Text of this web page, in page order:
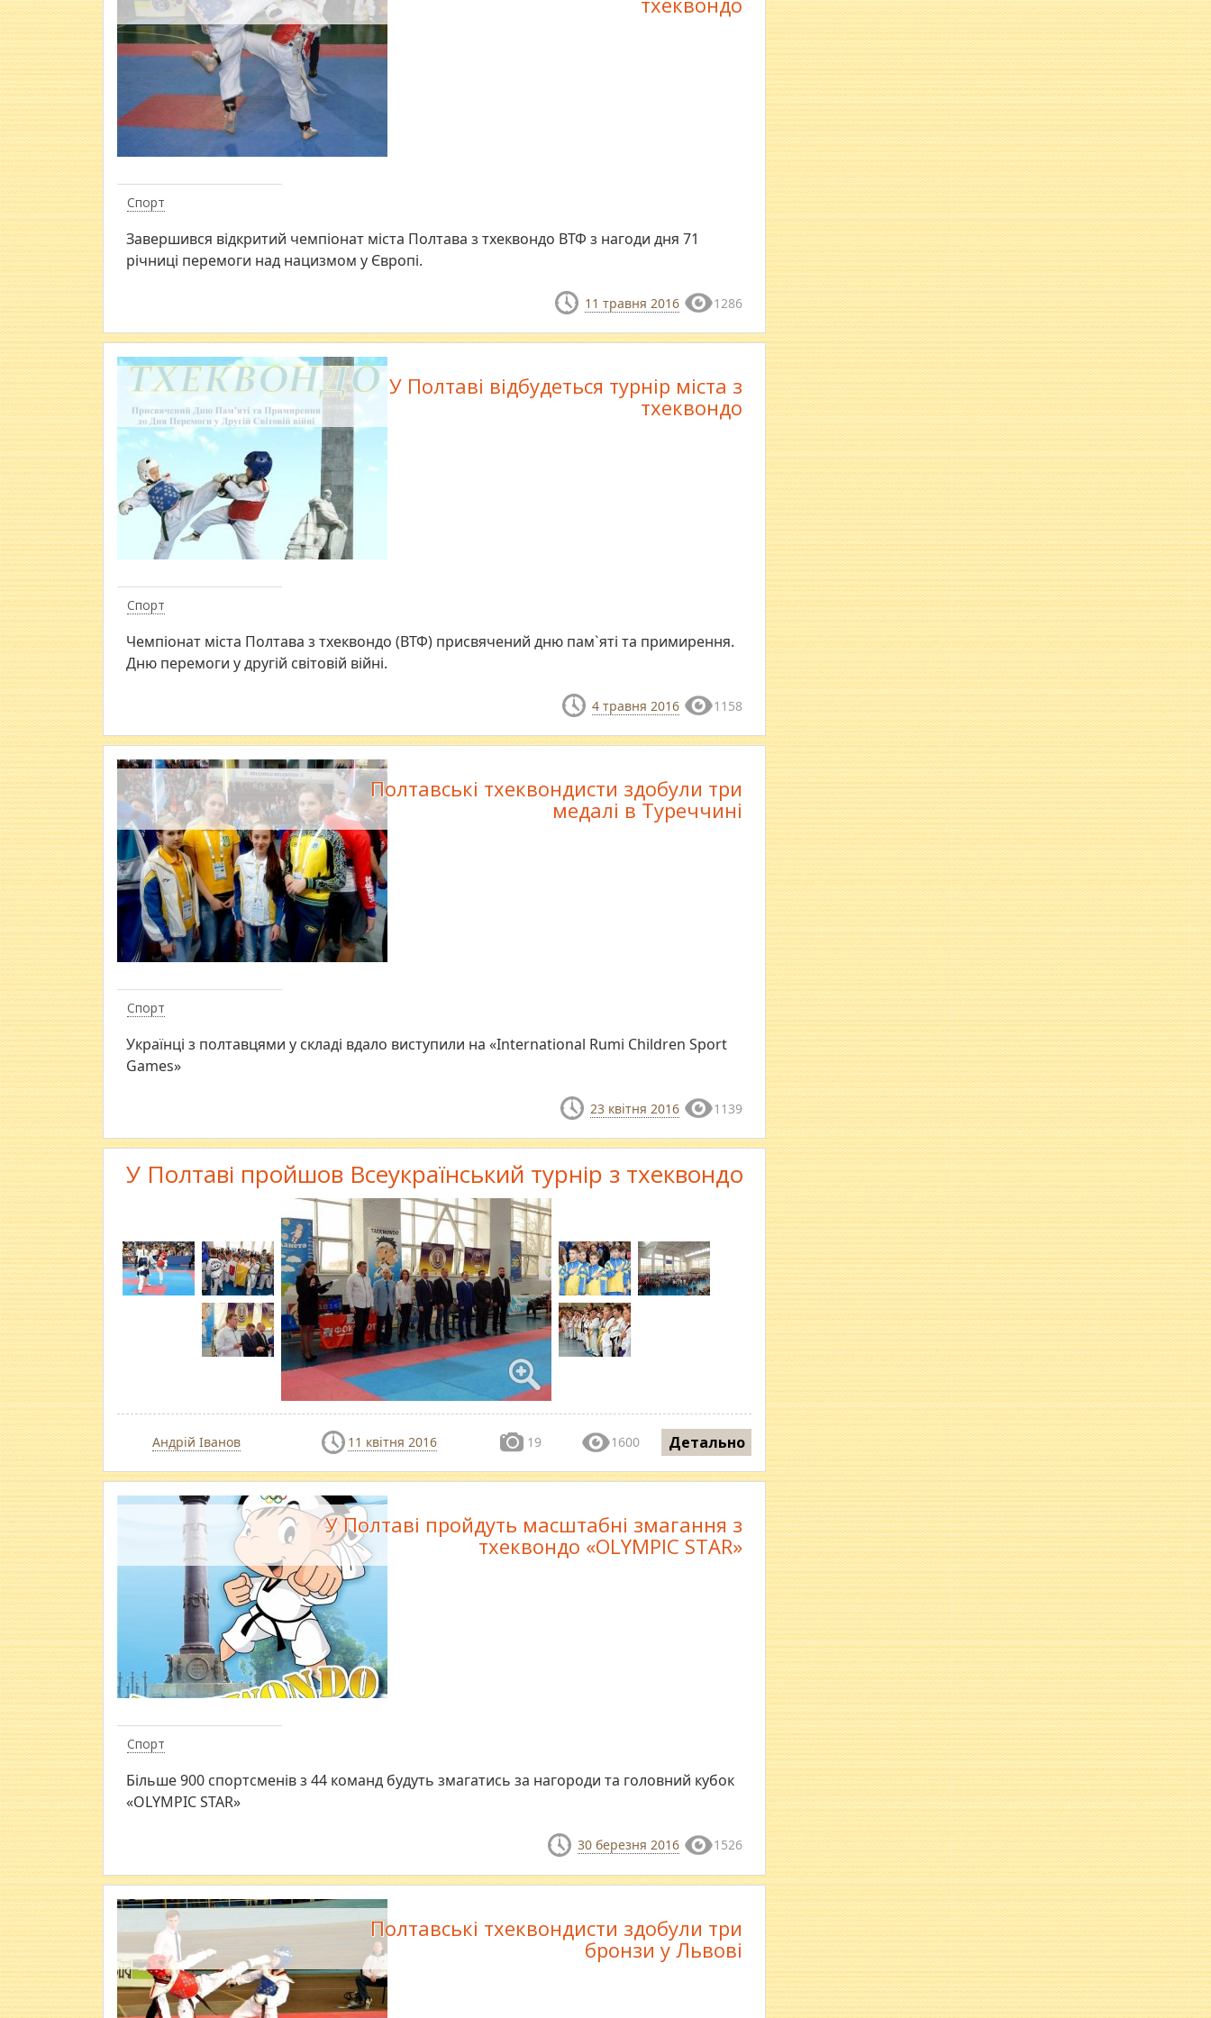
Спорт
​Завершився відкритий чемпіонат міста Полтава з тхеквондо ВТФ з нагоди дня 71
річниці перемоги над нацизмом у Європі.
11 травня 2016 1286
Спорт
У Полтаві відбудеться турнір міста з
тхеквондо
Чемпіонат міста Полтава з тхеквондо (ВТФ) присвячений дню пам`яті та примирення.
Дню перемоги у другій світовій війні.
4 травня 2016 1158
Спорт
Полтавські тхеквондисти здобули три
медалі в Туреччині
Українці з полтавцями у складі вдало виступили на «International Rumi Children Sport
Games»
23 квітня 2016 1139
У Полтаві пройшов Всеукраїнський турнір з тхеквондо
Андрій Іванов 11 квітня 2016 19 1600 Детально
Спорт
​У Полтаві пройдуть масштабні змагання з
тхеквондо «OLYMPIC STAR»
Більше 900 спортсменів з 44 команд будуть змагатись за нагороди та головний кубок
«OLYMPIC STAR»
30 березня 2016 1526
Полтавські тхеквондисти здобули три
бронзи у Львові